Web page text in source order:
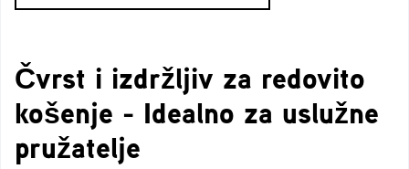
Čvrst i izdržljiv za redovito
košenje - Idealno za uslužne
pružatelje